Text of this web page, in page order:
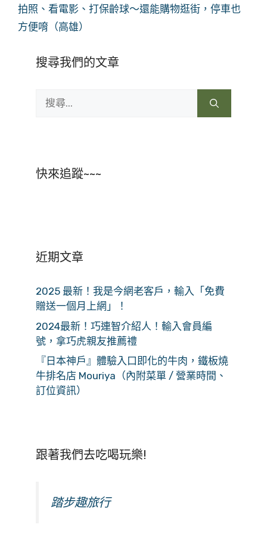
拍照、看電影、打保齡球～還能購物逛街，停車也
方便唷（高雄）
搜尋我們的文章
尋:
快來追蹤~~~
近期文章
2025 最新！我是今網老客戶，輸入「免費
贈送一個月上網」！
2024最新！巧連智介紹人！輸入會員編
號，拿巧虎親友推薦禮
『日本神戶』體驗入口即化的牛肉，鐵板燒
牛排名店 Mouriya（內附菜單 / 營業時間、
訂位資訊）
跟著我們去吃喝玩樂!
踏步趣旅行